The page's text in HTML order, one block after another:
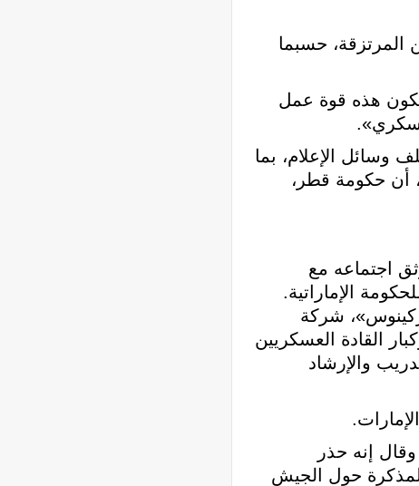
حسبما
هذه قوة عمل
وسائل الإعلام، بما
أن حكومة قطر،
المكونة من 3 صفحات، والتي توثق اجتماعه مع
الإماراتية.
شركة
القادة العسكريين
والإرشاد
إنه حذر
حول الجيش